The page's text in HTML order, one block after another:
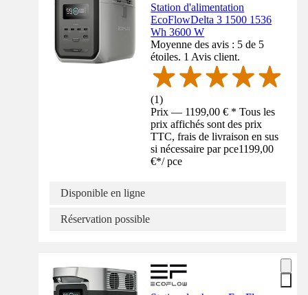
Station d'alimentation
EcoFlowDelta 3 1500 1536
Wh 3600 W
Moyenne des avis : 5 de 5
étoiles. 1 Avis client.
(1)
Prix — 1199,00 € * Tous les
prix affichés sont des prix
TTC, frais de livraison en sus
si nécessaire par pce1199,00
€*/ pce
Disponible en ligne
Réservation possible